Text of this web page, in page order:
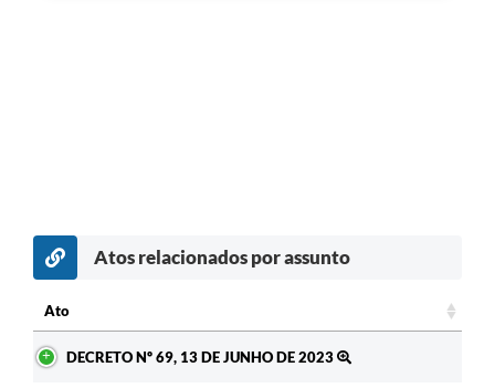
Atos relacionados por assunto
Ato
DECRETO Nº 69, 13 DE JUNHO DE 2023